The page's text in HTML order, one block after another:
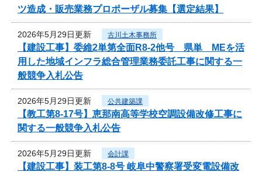
ツ造成・販売業務プロポーザル募集【選定結果】
2026年5月29日更新 古川土木事務所
【建設工事】委維2単第全面R8-2他号 県単 MEを活
用した地域インフラ総合管理業務委託工事に関する一
般競争入札公告
2026年5月29日更新 公共建築課
【教工第8-17号】恵那南高等学校空調設備改修工事に
関する一般競争入札公告
2026年5月29日更新 会計課
【建設工事】装工第8-8号 岐阜中警察署受変電設備改